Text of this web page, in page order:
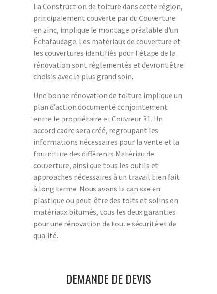
La Construction de toiture dans cette région,
principalement couverte par du Couverture
en zinc, implique le montage préalable d'un
Échafaudage. Les matériaux de couverture et
les couvertures identifiés pour l'étape de la
rénovation sont réglementés et devront être
choisis avec le plus grand soin.
Une bonne rénovation de toiture implique un
plan d’action documenté conjointement
entre le propriétaire et Couvreur 31. Un
accord cadre sera créé, regroupant les
informations nécessaires pour la vente et la
fourniture des différents Matériau de
couverture, ainsi que tous les outils et
approaches nécessaires à un travail bien fait
à long terme. Nous avons la canisse en
plastique ou peut-être des toits et solins en
matériaux bitumés, tous les deux garanties
pour une rénovation de toute sécurité et de
qualité.
DEMANDE DE DEVIS